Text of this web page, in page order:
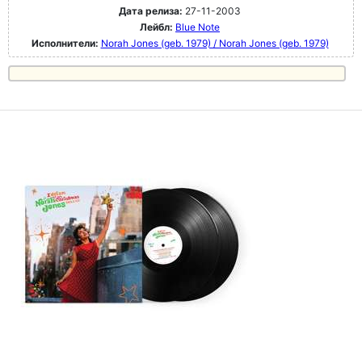
Дата релиза: 27-11-2003
Лейбл: Blue Note
Исполнители: Norah Jones (geb. 1979) / Norah Jones (geb. 1979)